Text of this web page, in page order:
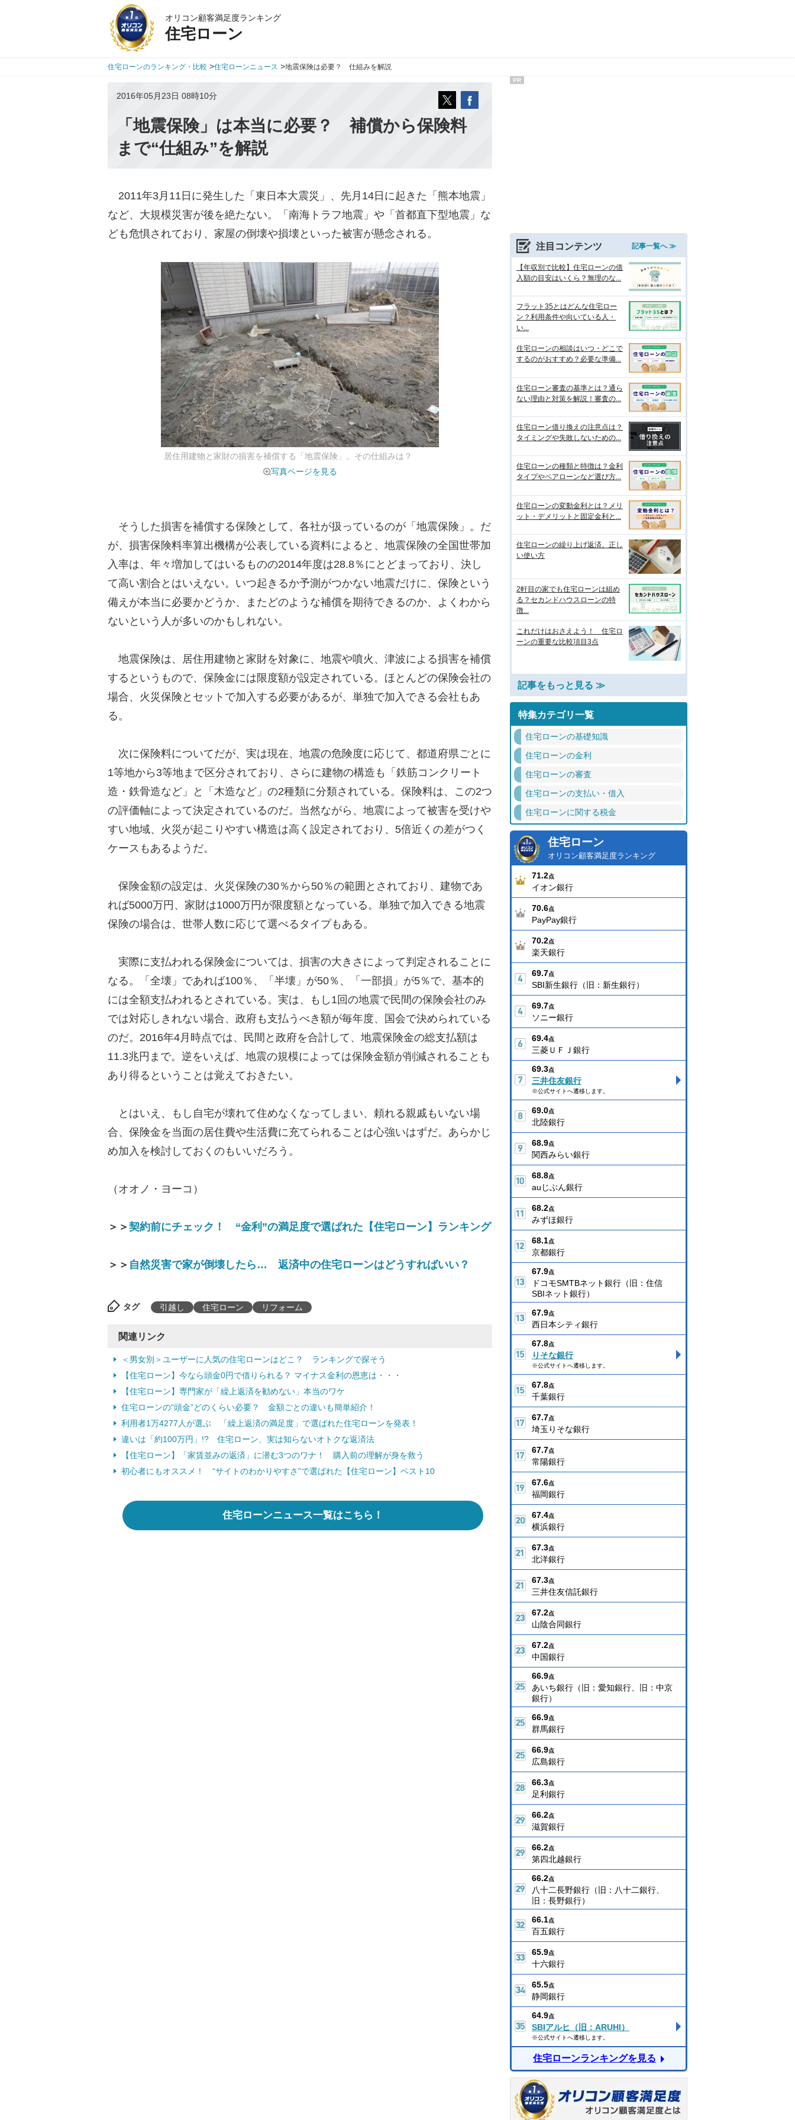
オリコン顧客満足度ランキング
住宅ローン
住宅ローンのランキング・比較 >住宅ローンニュース >地震保険は必要？ 仕組みを解説
2016年05月23日 08時10分
「地震保険」は本当に必要？ 補償から保険料
まで“仕組み”を解説
2011年3月11日に発生した「東日本大震災」、先月14日に起きた「熊本地震」
など、大規模災害が後を絶たない。「南海トラフ地震」や「首都直下型地震」な
ども危惧されており、家屋の倒壊や損壊といった被害が懸念される。
居住用建物と家財の損害を補償する「地震保険」。その仕組みは？
写真ページを見る
そうした損害を補償する保険として、各社が扱っているのが「地震保険」。だ
が、損害保険料率算出機構が公表している資料によると、地震保険の全国世帯加
入率は、年々増加してはいるものの2014年度は28.8％にとどまっており、決し
て高い割合とはいえない。いつ起きるか予測がつかない地震だけに、保険という
備えが本当に必要かどうか、またどのような補償を期待できるのか、よくわから
ないという人が多いのかもしれない。
地震保険は、居住用建物と家財を対象に、地震や噴火、津波による損害を補償
するというもので、保険金には限度額が設定されている。ほとんどの保険会社の
場合、火災保険とセットで加入する必要があるが、単独で加入できる会社もあ
る。
次に保険料についてだが、実は現在、地震の危険度に応じて、都道府県ごとに
1等地から3等地まで区分されており、さらに建物の構造も「鉄筋コンクリート
造・鉄骨造など」と「木造など」の2種類に分類されている。保険料は、この2つ
の評価軸によって決定されているのだ。当然ながら、地震によって被害を受けや
すい地域、火災が起こりやすい構造は高く設定されており、5倍近くの差がつく
ケースもあるようだ。
保険金額の設定は、火災保険の30％から50％の範囲とされており、建物であ
れば5000万円、家財は1000万円が限度額となっている。単独で加入できる地震
保険の場合は、世帯人数に応じて選べるタイプもある。
実際に支払われる保険金については、損害の大きさによって判定されることに
なる。「全壊」であれば100％、「半壊」が50％、「一部損」が5％で、基本的
には全額支払われるとされている。実は、もし1回の地震で民間の保険会社のみ
では対応しきれない場合、政府も支払うべき額が毎年度、国会で決められている
のだ。2016年4月時点では、民間と政府を合計して、地震保険金の総支払額は
11.3兆円まで。逆をいえば、地震の規模によっては保険金額が削減されることも
あり得るということは覚えておきたい。
とはいえ、もし自宅が壊れて住めなくなってしまい、頼れる親戚もいない場
合、保険金を当面の居住費や生活費に充てられることは心強いはずだ。あらかじ
め加入を検討しておくのもいいだろう。
（オオノ・ヨーコ）
＞＞契約前にチェック！ “金利”の満足度で選ばれた【住宅ローン】ランキング
＞＞ 自然災害で家が倒壊したら… 返済中の住宅ローンはどうすればいい？
タグ 引越し 住宅ローン リフォーム
関連リンク
＜男女別＞ユーザーに人気の住宅ローンはどこ？ ランキングで探そう
【住宅ローン】今なら頭金0円で借りられる？ マイナス金利の恩恵は・・・
【住宅ローン】専門家が「繰上返済を勧めない」本当のワケ
住宅ローンの“頭金”どのくらい必要？ 金額ごとの違いも簡単紹介！
利用者1万4277人が選ぶ 「繰上返済の満足度」で選ばれた住宅ローンを発表！
違いは「約100万円」!? 住宅ローン、実は知らないオトクな返済法
【住宅ローン】「家賃並みの返済」に潜む3つのワナ！ 購入前の理解が身を救う
初心者にもオススメ！ “サイトのわかりやすさ”で選ばれた【住宅ローン】ベスト10
住宅ローンニュース一覧はこちら！
PR
注目コンテンツ 記事一覧へ ≫
【年収別で比較】住宅ローンの借
入額の目安はいくら？無理のな...
フラット35とはどんな住宅ロー
ン？利用条件や向いている人・
い...
住宅ローンの相談はいつ・どこで
するのがおすすめ？必要な準備...
住宅ローン審査の基準とは？通ら
ない理由と対策を解説！審査の...
住宅ローン借り換えの注意点は？
タイミングや失敗しないための...
住宅ローンの種類と特徴は？金利
タイプやペアローンなど選び方...
住宅ローンの変動金利とは？メリ
ット・デメリットと固定金利と...
住宅ローンの繰り上げ返済。正し
い使い方
2軒目の家でも住宅ローンは組め
る？セカンドハウスローンの特
徴...
これだけはおさえよう！ 住宅ロ
ーンの重要な比較項目3点
記事をもっと見る ≫
特集カテゴリ一覧
住宅ローンの基礎知識
住宅ローンの金利
住宅ローンの審査
住宅ローンの支払い・借入
住宅ローンに関する税金
住宅ローン
オリコン顧客満足度ランキング
71.2点
イオン銀行
70.6点
PayPay銀行
70.2点
楽天銀行
69.7点
SBI新生銀行（旧：新生銀行）
69.7点
ソニー銀行
69.4点
三菱ＵＦＪ銀行
69.3点
三井住友銀行
※公式サイトへ遷移します。
69.0点
北陸銀行
68.9点
関西みらい銀行
68.8点
auじぶん銀行
68.2点
みずほ銀行
68.1点
京都銀行
67.9点
ドコモSMTBネット銀行（旧：住信
SBIネット銀行）
67.9点
西日本シティ銀行
67.8点
りそな銀行
※公式サイトへ遷移します。
67.8点
千葉銀行
67.7点
埼玉りそな銀行
67.7点
常陽銀行
67.6点
福岡銀行
67.4点
横浜銀行
67.3点
北洋銀行
67.3点
三井住友信託銀行
67.2点
山陰合同銀行
67.2点
中国銀行
66.9点
あいち銀行（旧：愛知銀行、旧：中京
銀行）
66.9点
群馬銀行
66.9点
広島銀行
66.3点
足利銀行
66.2点
滋賀銀行
66.2点
第四北越銀行
66.2点
八十二長野銀行（旧：八十二銀行、
旧：長野銀行）
66.1点
百五銀行
65.9点
十六銀行
65.5点
静岡銀行
64.9点
SBIアルヒ（旧：ARUHI）
※公式サイトへ遷移します。
住宅ローンランキングを見る